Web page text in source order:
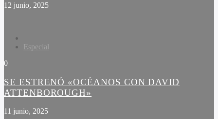
12 junio, 2025
Especial
0
SE ESTRENÓ «OCÉANOS CON DAVID
ATTENBOROUGH»
11 junio, 2025